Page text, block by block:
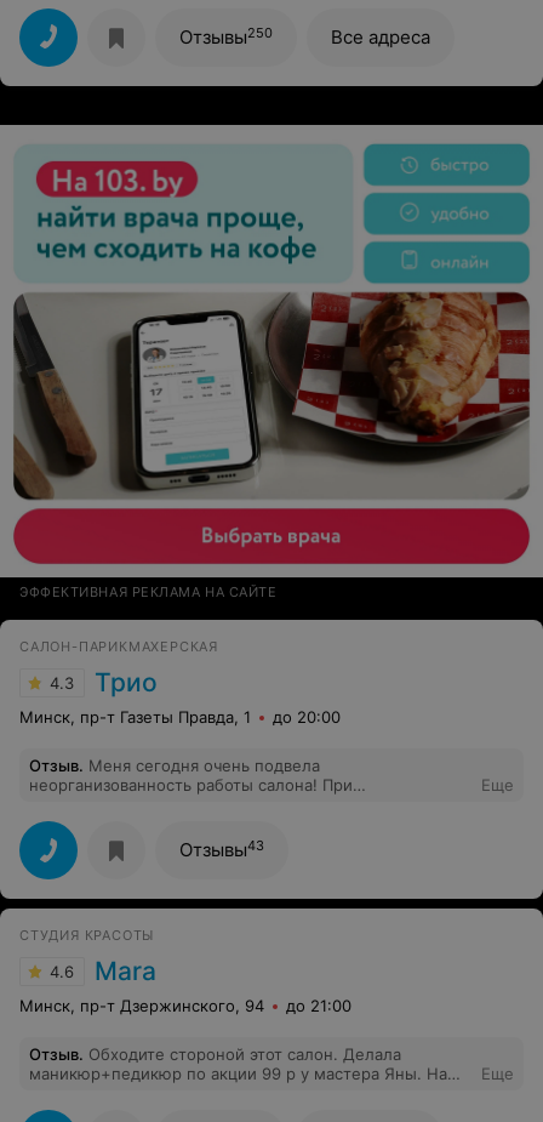
парикмахерскую хожу не первый раз, но с хамским
отношением сталкиваюсь впервые. У меня был мастер
Оксана (женский зал стрижка), но мастером ее даже
не назовешь. Девушка со мной даже не
поздоровалась, а лишь недовольно спросила: что
подстричь чуть меньше, чем она показывает) она
реагировала закапыванием глаз и максимальным
возмущением. Совершенно не понимаю этого, ведь
ничего особенного я не просила. Оксана поворачивала
мою голову и несколько раз царапала по щеке
ногтями, при этом даже не извиняясь. Мне позвонил
телефон и она снова грубо сказала, чтобы я не
крутилась. Как вы можете прокомментировать столь
грубое отношения мастера к клиентам? Стрижкой
совершенно не довольна и настроение было
испорчено.
Отзывы250 Все адреса
ЭФФЕКТИВНАЯ РЕКЛАМА НА САЙТЕ
САЛОН-ПАРИКМАХЕРСКАЯ
4.3 Трио
Минск, пр-т Газеты Правда, 1 до 20:00
Отзыв. Меня сегодня очень подвела
неорганизованность работы салона! При
я записалась в салон за 2 недели. Придя в назначенный
день и время, мне сообщают, что вместо меня уже
записан другой клиент, а моя запись перечеркнута. Я
ничего не отменяла! Очень неприятная ситуация
накануне отъезда в отпуск. Больше не пойду в Трио,
Еще
Отзывы43
СТУДИЯ КРАСОТЫ
4.6 Mara
Минск, пр-т Дзержинского, 94 до 21:00
Отзыв. Обходите стороной этот салон. Делала
маникюр+педикюр по акции 99 р у мастера Яны. На
увидела это только дома. Через 10 дней покрытие
Еще